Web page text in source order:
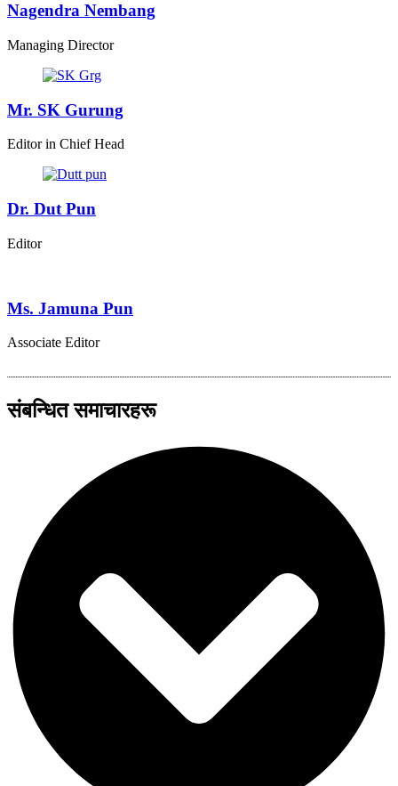
Nagendra Nembang
Managing Director
Mr. SK Gurung
Editor in Chief Head
Dr. Dut Pun
Editor
Ms. Jamuna Pun
Associate Editor
संबन्धित समाचारहरू